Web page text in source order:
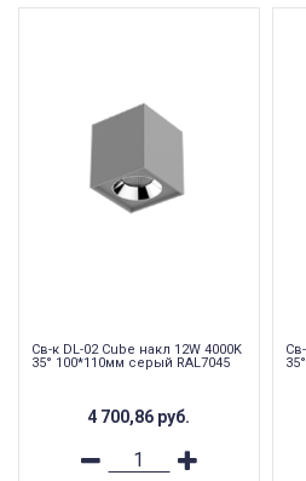
Св-к DL-02 Cube накл 12W 4000K
35° 100*110мм серый RAL7045
4 700,86 руб.